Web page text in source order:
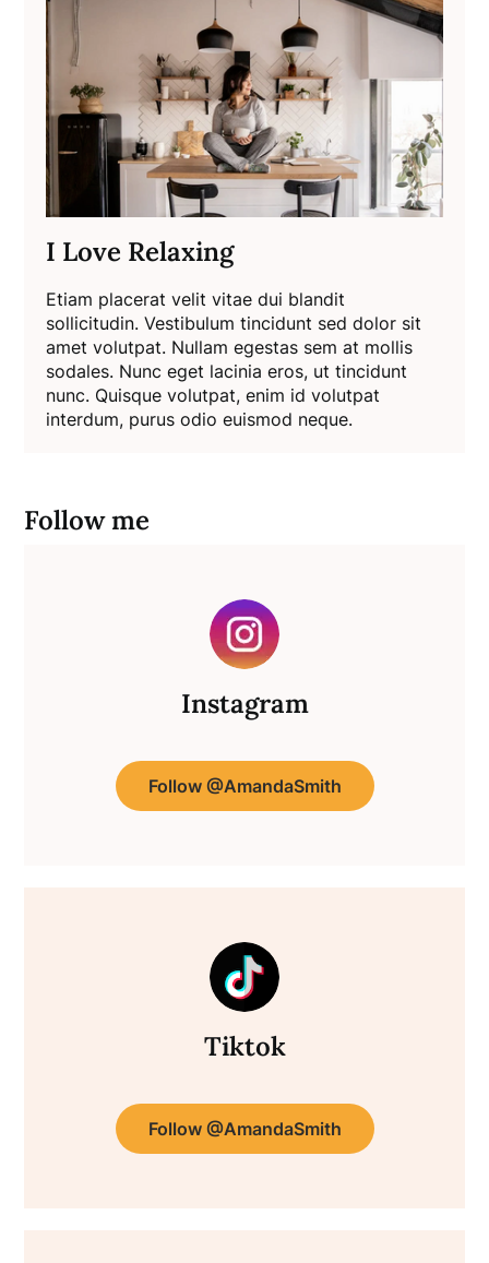
I Love Relaxing
Etiam placerat velit vitae dui blandit
sollicitudin. Vestibulum tincidunt sed dolor sit
amet volutpat. Nullam egestas sem at mollis
sodales. Nunc eget lacinia eros, ut tincidunt
nunc. Quisque volutpat, enim id volutpat
interdum, purus odio euismod neque.
Follow me
Instagram
Follow @AmandaSmith
Tiktok
Follow @AmandaSmith